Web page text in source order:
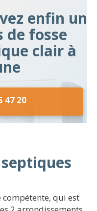
enfin un
de fosse
clair à
47 20
qui est